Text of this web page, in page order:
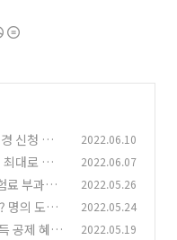
신청 제도
2022.06.10
대로 받는
2022.06.07
료 부과체
2022.05.26
명의 도용,
2022.05.24
공제 혜택
2022.05.19